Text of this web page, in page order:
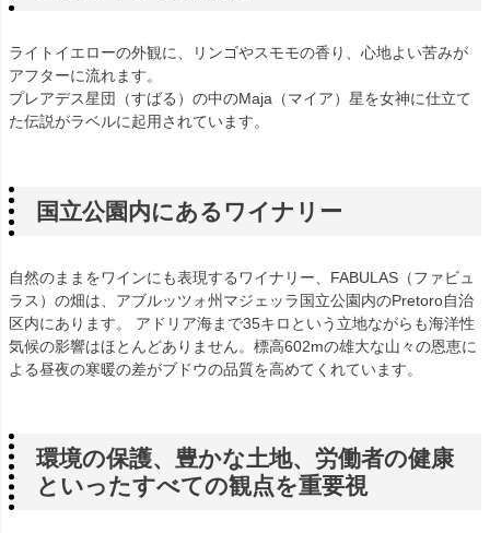
ライトイエローの外観に、リンゴやスモモの香り、心地よい苦みが
アフターに流れます。
プレアデス星団（すばる）の中のMaja（マイア）星を女神に仕立て
た伝説がラベルに起用されています。
国立公園内にあるワイナリー
自然のままをワインにも表現するワイナリー、FABULAS（ファビュ
ラス）の畑は、アブルッツォ州マジェッラ国立公園内のPretoro自治
区内にあります。 アドリア海まで35キロという立地ながらも海洋性
気候の影響はほとんどありません。標高602mの雄大な山々の恩恵に
よる昼夜の寒暖の差がブドウの品質を高めてくれています。
環境の保護、豊かな土地、労働者の健康
といったすべての観点を重要視